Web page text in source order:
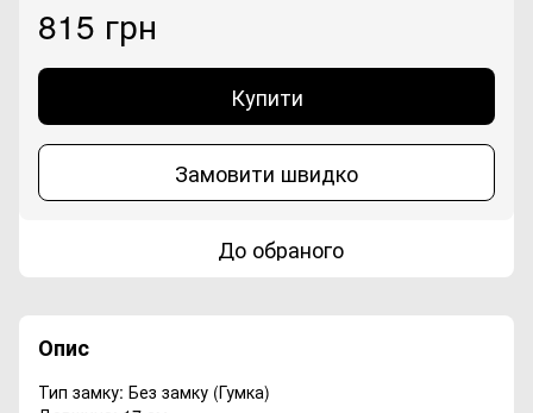
815 грн
Купити
Замовити швидко
До обраного
Опис
Тип замку: Без замку (Гумка)